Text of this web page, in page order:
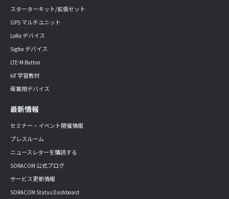
スターターキット/拡張セット
GPS マルチユニット
LoRa デバイス
Sigfox デバイス
LTE-M Button
IoT 学習教材
産業用デバイス
最新情報
セミナー・イベント開催情報
プレスルーム
ニュースレターを購読する
SORACOM 公式ブログ
サービス更新情報
SORACOM Status Dashboard